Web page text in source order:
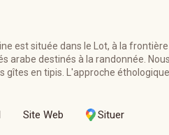
est située dans le Lot, à la
arabe destinés à la randonnée.
gîtes en tipis. L'approche
Site Web Situer